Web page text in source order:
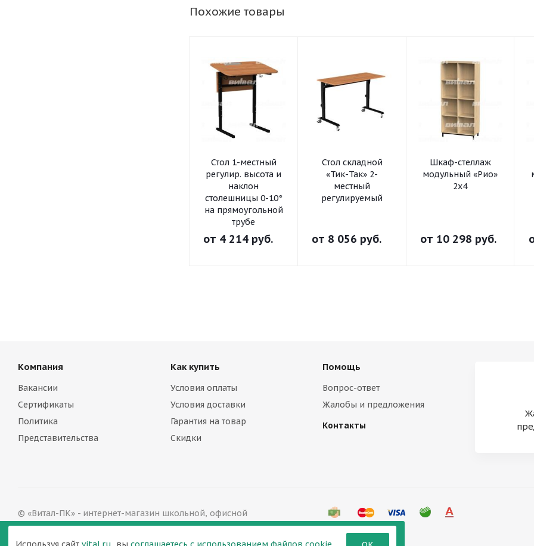
Похожие товары
Стол 1-местный
регулир. высота и
наклон
столешницы 0-10°
на прямоугольной
трубе
от 4 214 руб.
Стол складной
«Тик-Так» 2-
местный
регулируемый
от 8 056 руб.
Шкаф-стеллаж
модульный «Рио»
2х4
от 10 298 руб.
Компания
Вакансии
Сертификаты
Политика
Представительства
Как купить
Условия оплаты
Условия доставки
Гарантия на товар
Скидки
Помощь
Вопрос-ответ
Жалобы и предложения
Контакты
© «Витал-ПК» - интернет-магазин школьной, офисной
мебели в Нижнем Новгороде, 2002—2026
Версия для печати